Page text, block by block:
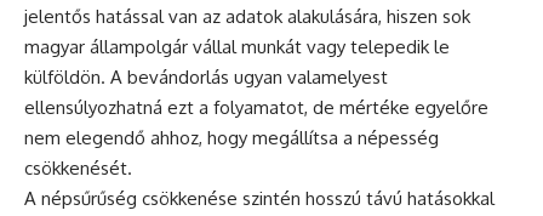
jelentős hatással van az adatok alakulására, hiszen sok
magyar állampolgár vállal munkát vagy telepedik le
külföldön. A bevándorlás ugyan valamelyest
ellensúlyozhatná ezt a folyamatot, de mértéke egyelőre
nem elegendő ahhoz, hogy megállítsa a népesség
csökkenését.
A népsűrűség csökkenése szintén hosszú távú hatásokkal